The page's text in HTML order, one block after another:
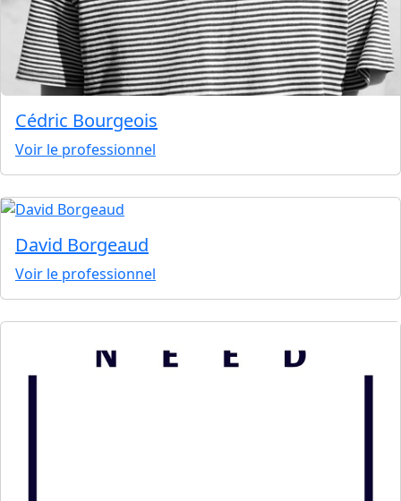
Cédric Bourgeois
Voir le professionnel
David Borgeaud
Voir le professionnel